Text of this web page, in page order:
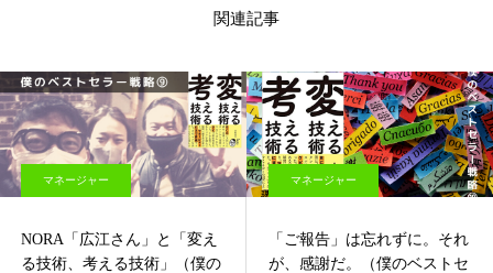
関連記事
マネージャー
NORA「広江さん」と「変え
る技術、考える技術」（僕の
マネージャー
「ご報告」は忘れずに。それ
が、感謝だ。（僕のベストセ